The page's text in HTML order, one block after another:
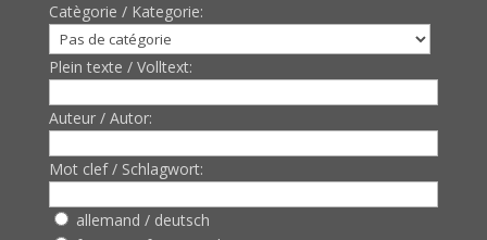
Catègorie / Kategorie:
Plein texte / Volltext:
Auteur / Autor:
Mot clef / Schlagwort:
allemand / deutsch